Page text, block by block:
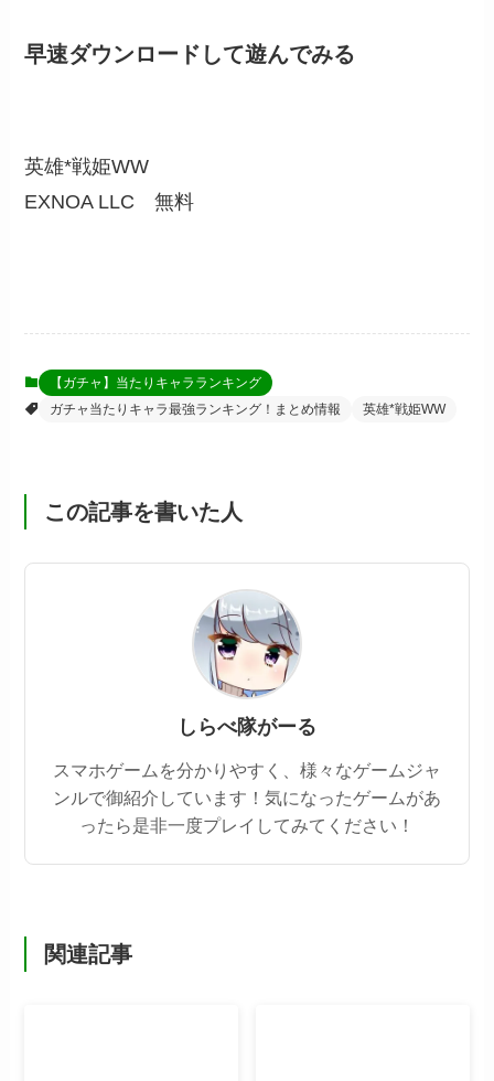
早速ダウンロードして遊んでみる
英雄*戦姫WW
EXNOA LLC無料
【ガチャ】当たりキャラランキング
ガチャ当たりキャラ最強ランキング！まとめ情報
英雄*戦姫WW
この記事を書いた人
しらべ隊がーる
スマホゲームを分かりやすく、様々なゲームジャ
ンルで御紹介しています！気になったゲームがあ
ったら是非一度プレイしてみてください！
関連記事